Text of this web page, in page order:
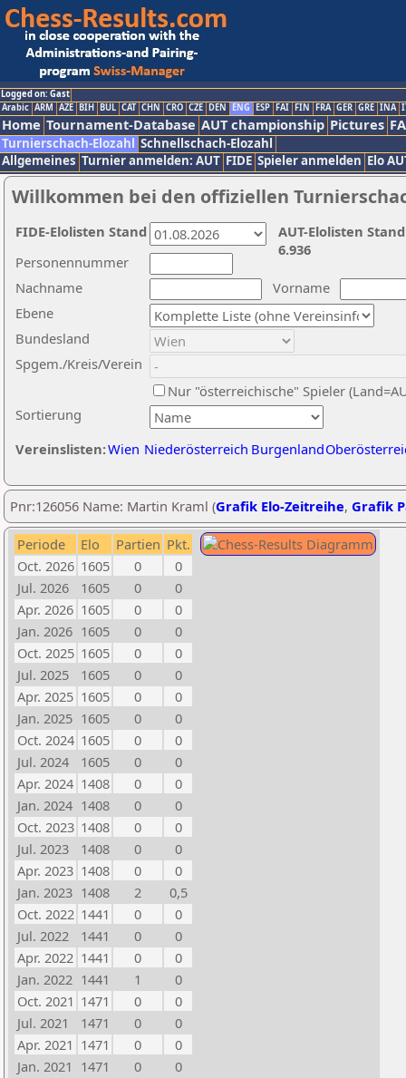
Logged on: Gast
Arabic ARM AZE BIH BUL CAT CHN CRO CZE DEN ENG ESP FAI FIN FRA GER GRE INA
Home Tournament-Database AUT championship Pictures
Turnierschach-Elozahl Schnellschach-Elozahl
Allgemeines Turnier anmelden: AUT FIDE Spieler anmelden Elo
Willkommen bei den offiziellen
Nachname
Vorname
Ebene
Sortierung
Personennummer
Bundesland
Spgem./Kreis/Verein
Nur "österreichische" Spieler
Vereinslisten:Wien Niederösterreich Burgenland
AUT-Elolisten
6.936
FIDE-Elolisten Stand
Pnr:126056 Name: Martin Kraml (Grafik Elo-Zeitreihe, Grafik
Periode Elo Partien Pkt.
Oct. 2026 1605 0
0
Jul. 2026
1605 0
0
Apr. 2026 1605 0
0
Jan. 2026 1605 0
0
Oct. 2025 1605 0
0
Jul. 2025
1605 0
0
Apr. 2025 1605 0
0
Jan. 2025 1605 0
0
Oct. 2024 1605 0
0
Jul. 2024
1605 0
0
Apr. 2024 1408 0
0
Jan. 2024 1408 0
0
Oct. 2023 1408 0
0
Jul. 2023
1408 0
0
Apr. 2023 1408 0
0
Jan. 2023 1408 2
0,5
Oct. 2022 1441 0
0
Jul. 2022
1441 0
0
Apr. 2022 1441 0
0
Jan. 2022 1441 1
0
Oct. 2021 1471 0
0
Jul. 2021
1471 0
0
Apr. 2021 1471 0
0
Jan. 2021 1471 0
0